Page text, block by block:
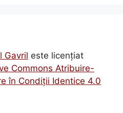
Gavril este licenţiat
Commons Atribuire-
în Condiţii Identice 4.0